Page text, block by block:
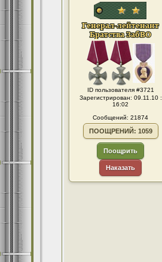
ID пользователя #3721
Зарегистрирован: 09.11.10 :
16:02
Сообщений: 21874
ПООЩРЕНИЙ: 1059
Поощрить
Наказать